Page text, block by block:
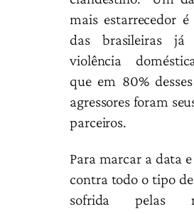
mais estarrecedor
das brasileiras já
violência
que em 80%
agressores foram
parceiros.
Para marcar a data
contra todo o tipo
sofrida pelas